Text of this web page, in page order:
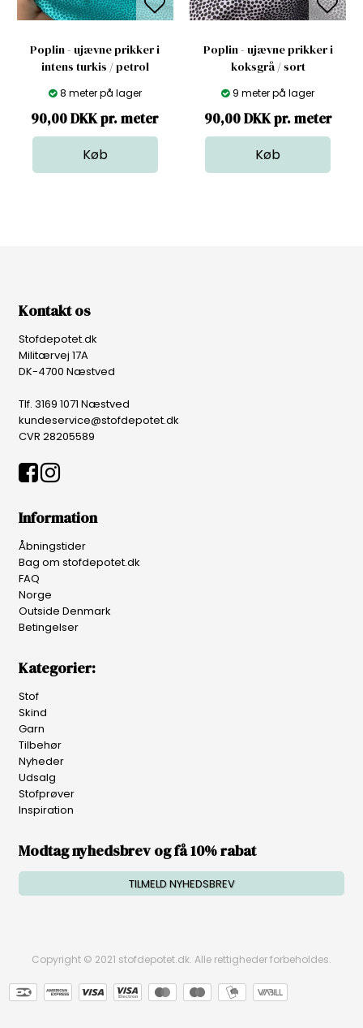
Poplin - ujævne prikker i
intens turkis / petrol
8 meter på lager
90,00 DKK pr. meter
Poplin - ujævne prikker i
koksgrå / sort
9 meter på lager
90,00 DKK pr. meter
Kontakt os
Stofdepotet.dk
Militærvej 17A
DK-4700 Næstved
Tlf. 3169 1071 Næstved
kundeservice@stofdepotet.dk
CVR 28205589
Information
Åbningstider
Bag om stofdepotet.dk
FAQ
Norge
Outside Denmark
Betingelser
Kategorier:
Stof
Skind
Garn
Tilbehør
Nyheder
Udsalg
Stofprøver
Inspiration
Modtag nyhedsbrev og få 10% rabat
TILMELD NYHEDSBREV
Copyright © 2021 stofdepotet.dk. Alle rettigheder forbeholdes.